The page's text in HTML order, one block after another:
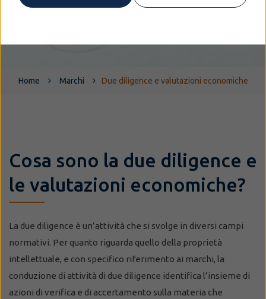
Home Marchi Due diligence e valutazioni economiche
Cosa sono la due diligence e
le valutazioni economiche?
La due diligence è un’attività che si svolge in diversi campi
normativi. Per quanto riguarda quello della proprietà
intellettuale, e con specifico riferimento ai marchi, la
conduzione di attività di due diligence identifica l’insieme di
azioni di verifica e di accertamento sulla materia che